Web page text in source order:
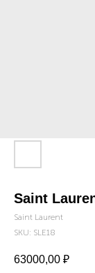
Saint
Saint Laurent
SKU: SLE18
63000,00 ₽